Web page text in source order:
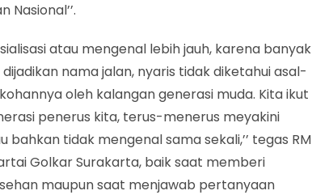
atau mengenal lebih jauh, karena banyak
nama jalan, nyaris tidak diketahui asal-
oleh kalangan generasi muda. Kita ikut
penerus kita, terus-menerus meyakini
bahkan tidak mengenal sama sekali,’’ tegas RM
Golkar Surakarta, baik saat memberi
maupun saat menjawab pertanyaan